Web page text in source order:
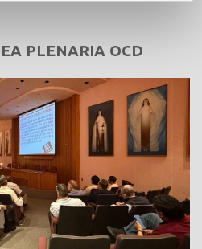
PLENARIA OCD